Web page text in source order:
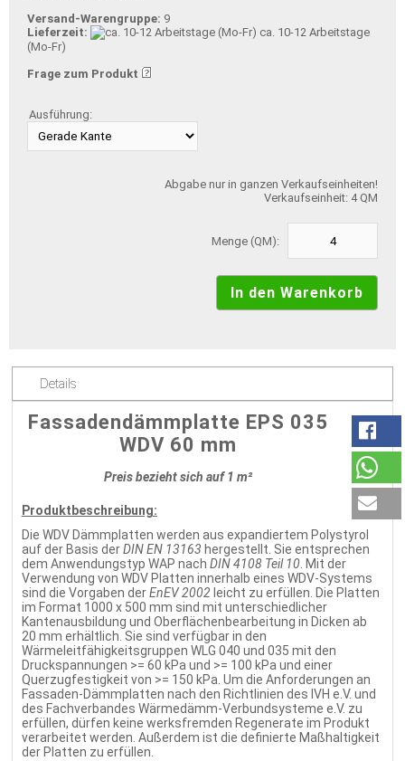
Versand-Warengruppe: 9
Lieferzeit:
ca. 10-12 Arbeitstage
(Mo-Fr)
Frage zum Produkt
Ausführung:
Abgabe nur in ganzen Verkaufseinheiten!
Verkaufseinheit: 4 QM
Menge (QM):
Details
Fassadendämmplatte EPS 035
WDV 60 mm
Preis bezieht sich auf 1 m²
Produktbeschreibung:
Die WDV Dämmplatten werden aus expandiertem Polystyrol
auf der Basis derDIN EN 13163 hergestellt. Sie entsprechen
dem Anwendungstyp WAP nach DIN 4108 Teil 10. Mit der
Verwendung von WDV Platten innerhalb eines WDV-Systems
sind die Vorgaben derEnEV 2002 leicht zu erfüllen. Die Platten
im Format 1000 x 500 mm sind mit unterschiedlicher
Kantenausbildung und Oberflächenbearbeitung in Dicken ab
20 mm erhältlich. Sie sind verfügbar in den
Wärmeleitfähigkeitsgruppen WLG 040 und 035 mit den
Druckspannungen >= 60 kPa und >= 100 kPa und einer
Querzugfestigkeit von >= 150 kPa. Um die Anforderungen an
Fassaden-Dämmplatten nach den Richtlinien des IVH e.V. und
des Fachverbandes Wärmedämm-Verbundsysteme e.V. zu
erfüllen, dürfen keine werksfremden Regenerate im Produkt
verarbeitet werden. Außerdem ist die definierte Maßhaltigkeit
der Platten zu erfüllen.